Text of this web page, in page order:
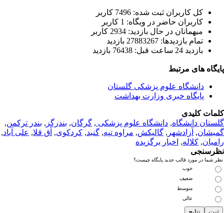
كل کاربران ثبت شده: 7496 کاربر
کاربران حاضر در وبگاه: 1 کاربر
ميهمانان در حال بازديد: 2934 کاربر
تمام بازديد‌ها: 27883267 بازدید
بازديد 24 ساعت قبل: 76438 بازدید
های مرتبط
دانشگاه علوم پزشکی گلستان
پایگاه خبری وزارت بهداشت
کلیدی
دانشگاه,دانشگاه علوم پزشکی , گرگان,بندرگز, بندر ترکمن,
,آزادشهر, گالیکش, مراوه تپه,گنبد,کردکوی,آق قلا,علی آباد,
,کلاله,اخبار برگزیده
شما در مورد قالب جدید پایگاه چیست؟
خوب
ضعیف
متوسط
عالی